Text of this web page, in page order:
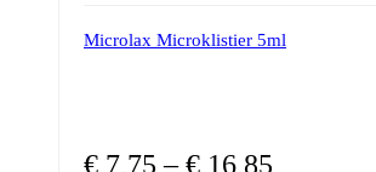
Microlax Microklistier 5ml
€ 7,75 –€ 16,85